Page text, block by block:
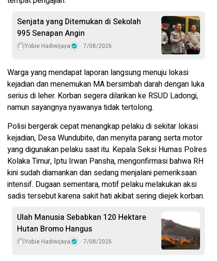
Senjata yang Ditemukan di Sekolah
995 Senapan Angin
Yobie Hadiwijaya 7/08/2026
Warga yang mendapat laporan langsung menuju lokasi
kejadian dan menemukan MA bersimbah darah dengan luka
serius di leher. Korban segera dilarikan ke RSUD Ladongi,
namun sayangnya nyawanya tidak tertolong.
Polisi bergerak cepat menangkap pelaku di sekitar lokasi
kejadian, Desa Wundubite, dan menyita parang serta motor
yang digunakan pelaku saat itu. Kepala Seksi Humas Polres
Kolaka Timur, Iptu Irwan Pansha, mengonfirmasi bahwa RH
kini sudah diamankan dan sedang menjalani pemeriksaan
intensif. Dugaan sementara, motif pelaku melakukan aksi
sadis tersebut karena sakit hati akibat sering diejek korban.
Ulah Manusia Sebabkan 120 Hektare
Hutan Bromo Hangus
Yobie Hadiwijaya 7/08/2026